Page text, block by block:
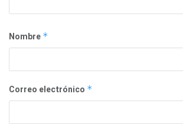
Nombre *
Correo electrónico *